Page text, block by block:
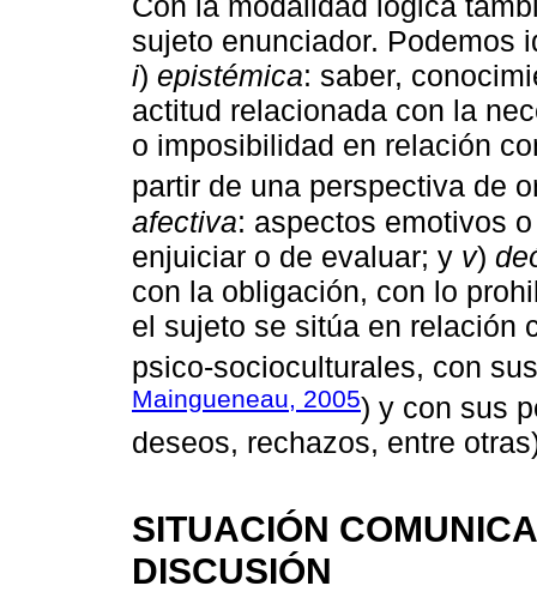
sujeto enunciador. Podemos
i) epistémica: saber,
actitud relacionada con la
o imposibilidad en relación
partir de una perspectiva de
afectiva: aspectos emotivos
enjuiciar o de evaluar; y v)
con la obligación, con lo
el sujeto se sitúa en relación
psico-socioculturales, con
Maingueneau, 2005) y con sus
deseos, rechazos, entre
SITUACIÓN
DISCUSIÓN